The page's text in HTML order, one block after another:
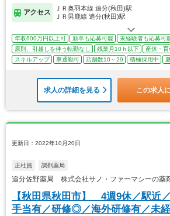
アクセス
ＪＲ奥羽本線 追分(秋田)駅
ＪＲ男鹿線 追分(秋田)駅
年収600万円以上可 新卒も応募可能
未経験者も応募可
原則、引越しを伴う転勤なし
残業月10ｈ以下
産休・
スキルアップ
車通勤可 店舗数10～29 積極採用中
求人の詳細を見る この求人
更新日：2022年10月20日
正社員 調剤薬局
追分佐野薬局 株式会社サノ・ファーマシーの薬
【秋田県秋田市】 4週9休／駅近
手当有／研修◎／海外研修有／未